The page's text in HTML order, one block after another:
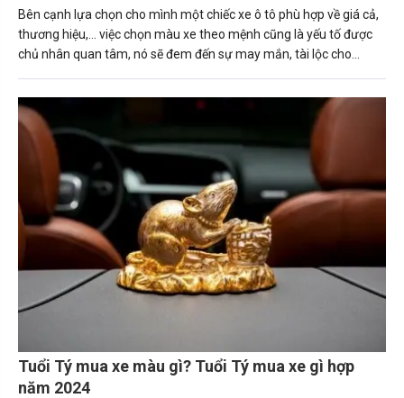
Bên cạnh lựa chọn cho mình một chiếc xe ô tô phù hợp về giá cả,
thương hiệu,... việc chọn màu xe theo mệnh cũng là yếu tố được
chủ nhân quan tâm, nó sẽ đem đến sự may mắn, tài lộc cho
Mậu Thìn, Nhâm Thìn) mua được chiếc xe ô tô phù hợp. Tuổi thìn
hợp xe màu gì sẽ mang lại may mắn và tài lộc cho gia chủ.
Tuổi Tý mua xe màu gì? Tuổi Tý mua xe gì hợp
năm 2024